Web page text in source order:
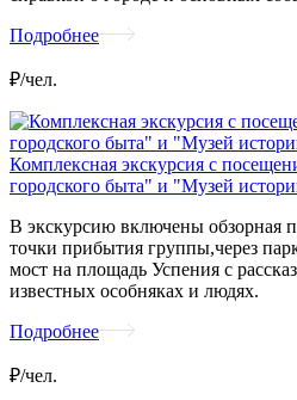
Подробнее
₽/чел.
Комплексная экскурсия с
городского быта" и "Музей
В экскурсию включены обзорная
точки прибытия группы,через
мост на площадь Успения с
известных особняках и людях.
Подробнее
₽/чел.